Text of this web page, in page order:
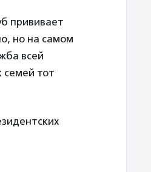
прививает
но на самом
всей
семей тот